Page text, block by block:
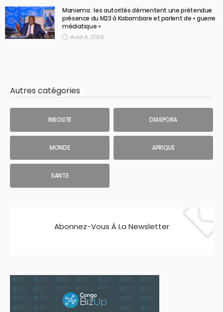
Maniema : les autorités démentent une prétendue
présence du M23 à Kabambare et parlent de « guerre
médiatique »
Août 6, 2026
Autres catégories
INSOLITE DIASPORA
MONDE AFRIQUE
SANTE
Abonnez-Vous À La Newsletter